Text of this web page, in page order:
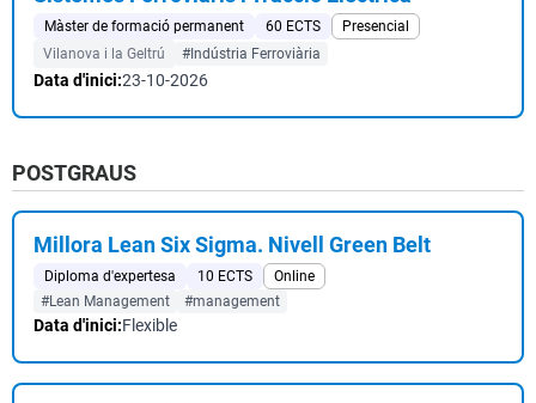
Màster de formació permanent 60 ECTS
Presencial
Vilanova i la Geltrú
#Indústria Ferroviària
Data d'inici:23-10-2026
POSTGRAUS
Millora Lean Six Sigma. Nivell Green Belt
Diploma d'expertesa 10 ECTS
Online
#Lean Management
#management
Data d'inici:Flexible